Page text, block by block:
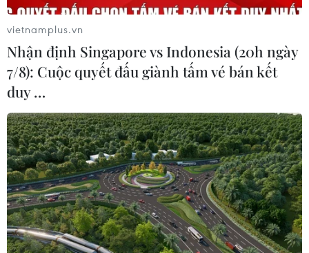
vietnamplus.vn
Nhận định Singapore vs Indonesia (20h ngày
7/8): Cuộc quyết đấu giành tấm vé bán kết
duy …